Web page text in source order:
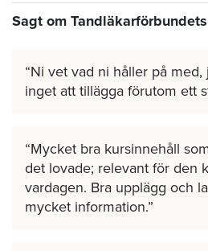
Sagt om
Ni vet vad ni håller på med,
inget att tillägga förutom ett
Mycket bra kursinnehåll
det lovade; relevant för den
vardagen. Bra upplägg och
mycket information.